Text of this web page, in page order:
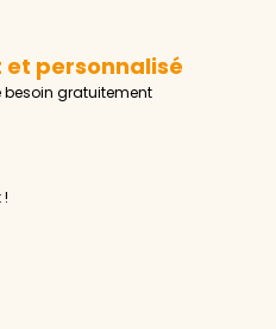
personnalisé
besoin gratuitement